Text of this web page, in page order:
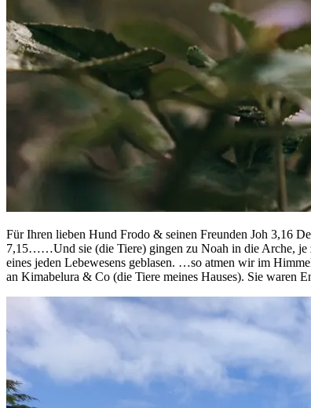
Für Ihren lieben Hund Frodo & seinen Freunden Joh 3,16
7,15……Und sie (die Tiere) gingen zu Noah in die Arche, je
eines jeden Lebewesens geblasen. …so atmen wir im
an Kimabelura & Co (die Tiere meines Hauses). Sie waren